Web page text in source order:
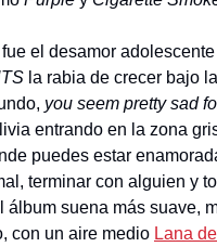
fue el desamor
la rabia de crecer bajo
you seem pretty sad
entrando en la zona
puedes estar
terminar con alguien y
álbum suena más suave,
con un aire medio Lana